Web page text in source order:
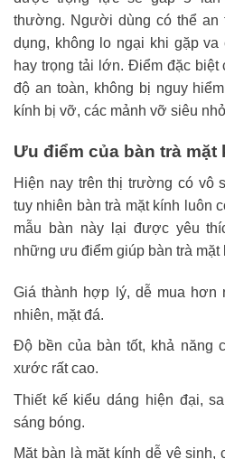
thường. Người dùng có thể an
dụng, không lo ngại khi gặp va
hay trọng tải lớn. Điểm đặc biệt
độ an toàn, không bị nguy
kính bị vỡ, các mảnh vỡ siêu
Ưu điểm của bàn trà mặt
Hiện nay trên thị trường có vô
tuy nhiên bàn trà mặt kính luôn
mẫu bàn này lại được yêu
những ưu điểm giúp bàn trà
Giá thành hợp lý, dễ mua hơn
nhiên, mặt đá.
Độ bền của bàn tốt, khả năng
xước rất cao.
Thiết kế kiểu dáng hiện đại,
sáng bóng.
Mặt bàn là mặt kính dễ vệ sinh,